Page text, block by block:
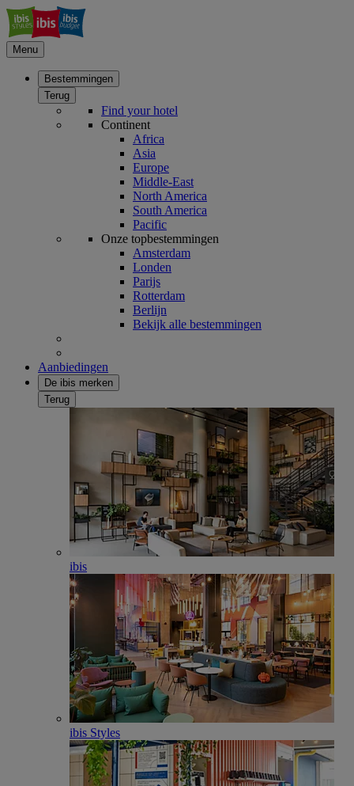
Menu
Bestemmingen
Terug
Find your hotel
Continent
Africa
Asia
Europe
Middle-East
North America
South America
Pacific
Onze topbestemmingen
Amsterdam
Londen
Parijs
Rotterdam
Berlijn
Bekijk alle bestemmingen
Aanbiedingen
De ibis merken
Terug
ibis
ibis Styles